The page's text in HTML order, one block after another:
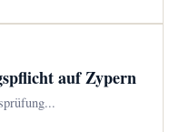
auf Zypern